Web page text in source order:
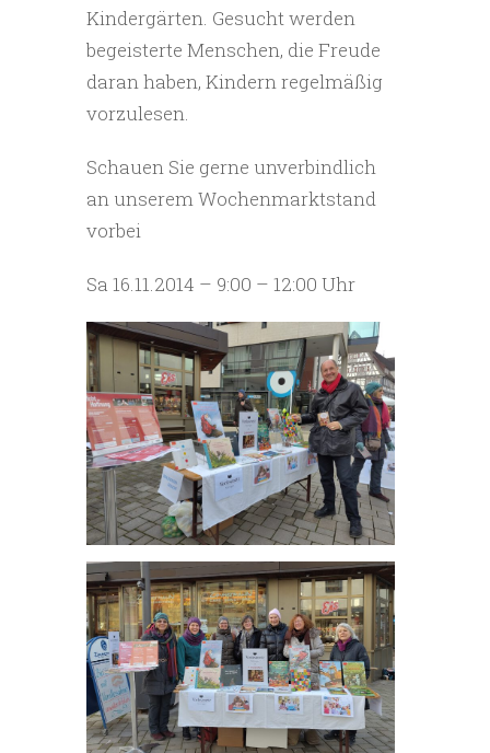
Kindergärten. Gesucht werden
begeisterte Menschen, die Freude
daran haben, Kindern regelmäßig
vorzulesen.
Schauen Sie gerne unverbindlich
an unserem Wochenmarktstand
vorbei
Sa 16.11.2014 – 9:00 – 12:00 Uhr